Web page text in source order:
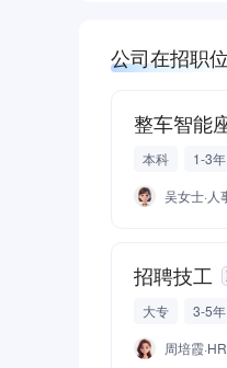
公司在招职位
整车智能
本科 1-3年
吴女士·人
招聘技工
大专 3-5年
周培霞·HR